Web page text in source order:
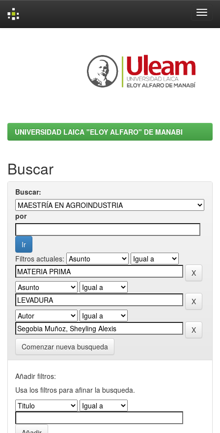
UNIVERSIDAD LAICA "ELOY ALFARO" DE MANABI
Buscar
Buscar:
por
Filtros actuales:
Comenzar nueva busqueda
Añadir filtros:
Usa los filtros para afinar la busqueda.